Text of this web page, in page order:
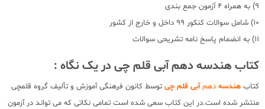
9) به همراه 4 آزمون جمع بندی
10) شامل سوالات کنکور 99 داخل و خارج از کشور
11) به انضمام پاسخ نامه تشریحی سوالات
کتاب هندسه دهم آبی قلم چی در یک نگاه :
کتاب هندسه دهمآبی قلم چی توسط کانون فرهنگی آموزش و تألیف گروه قلمچی
منتشر شده است.در این کتاب سعی شده است تمامی نکاتی که می تواند در آزمون